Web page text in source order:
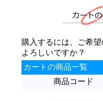
購入するには、ご希
よろしいですか？
カートの商品一覧
商品コード